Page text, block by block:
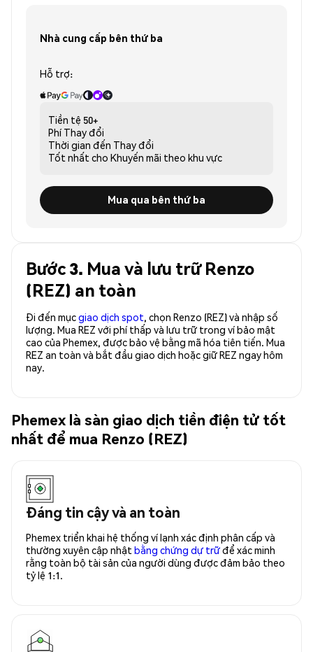
Nhà cung cấp bên thứ ba
Hỗ trợ:
Tiền tệ 50+
Phí Thay đổi
Thời gian đến Thay đổi
Tốt nhất cho Khuyến mãi theo khu vực
Mua qua bên thứ ba
Bước 3. Mua và lưu trữ Renzo
(REZ) an toàn
Đi đến mụcgiao dịch spot, chọn Renzo (REZ) và nhập số
lượng. Mua REZ với phí thấp và lưu trữ trong ví bảo mật
cao của Phemex, được bảo vệ bằng mã hóa tiên tiến. Mua
REZ an toàn và bắt đầu giao dịch hoặc giữ REZ ngay hôm
nay.
Phemex là sàn giao dịch tiền điện tử tốt
nhất để mua Renzo (REZ)
Đáng tin cậy và an toàn
Phemex triển khai hệ thống ví lạnh xác định phân cấp và
thường xuyên cập nhật bằng chứng dự trữđể xác minh
rằng toàn bộ tài sản của người dùng được đảm bảo theo
tỷ lệ 1:1.